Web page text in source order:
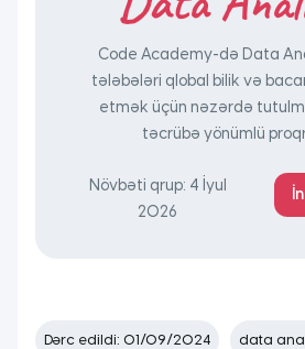
Code Academy-də Data
tələbələri qlobal bilik və
etmək üçün nəzərdə
təcrübə yönümlü
Növbəti qrup: 4 İyul
2026
Dərc edildi: 01/09/2024 data